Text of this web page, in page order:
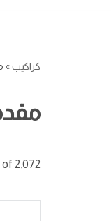
كراكيب»
of 2,072